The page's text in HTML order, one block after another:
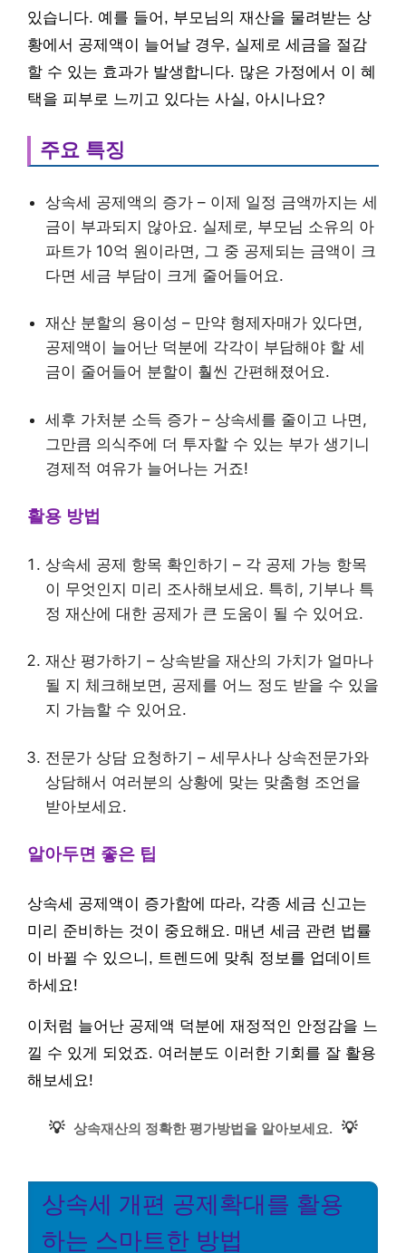
있습니다. 예를 들어, 부모님의 재산을 물려받는 상
황에서 공제액이 늘어날 경우, 실제로 세금을 절감
할 수 있는 효과가 발생합니다. 많은 가정에서 이 혜
택을 피부로 느끼고 있다는 사실, 아시나요?
주요 특징
상속세 공제액의 증가 – 이제 일정 금액까지는 세
금이 부과되지 않아요. 실제로, 부모님 소유의 아
파트가 10억 원이라면, 그 중 공제되는 금액이 크
다면 세금 부담이 크게 줄어들어요.
재산 분할의 용이성 – 만약 형제자매가 있다면,
공제액이 늘어난 덕분에 각각이 부담해야 할 세
금이 줄어들어 분할이 훨씬 간편해졌어요.
세후 가처분 소득 증가 – 상속세를 줄이고 나면,
그만큼 의식주에 더 투자할 수 있는 부가 생기니
경제적 여유가 늘어나는 거죠!
활용 방법
상속세 공제 항목 확인하기 – 각 공제 가능 항목
이 무엇인지 미리 조사해보세요. 특히, 기부나 특
정 재산에 대한 공제가 큰 도움이 될 수 있어요.
재산 평가하기 – 상속받을 재산의 가치가 얼마나
될 지 체크해보면, 공제를 어느 정도 받을 수 있을
지 가늠할 수 있어요.
전문가 상담 요청하기 – 세무사나 상속전문가와
상담해서 여러분의 상황에 맞는 맞춤형 조언을
받아보세요.
알아두면 좋은 팁
상속세 공제액이 증가함에 따라, 각종 세금 신고는
미리 준비하는 것이 중요해요. 매년 세금 관련 법률
이 바뀔 수 있으니, 트렌드에 맞춰 정보를 업데이트
하세요!
이처럼 늘어난 공제액 덕분에 재정적인 안정감을 느
낄 수 있게 되었죠. 여러분도 이러한 기회를 잘 활용
해보세요!
💡 상속재산의 정확한 평가방법을 알아보세요. 💡
상속세 개편 공제확대를 활용
하는 스마트한 방법